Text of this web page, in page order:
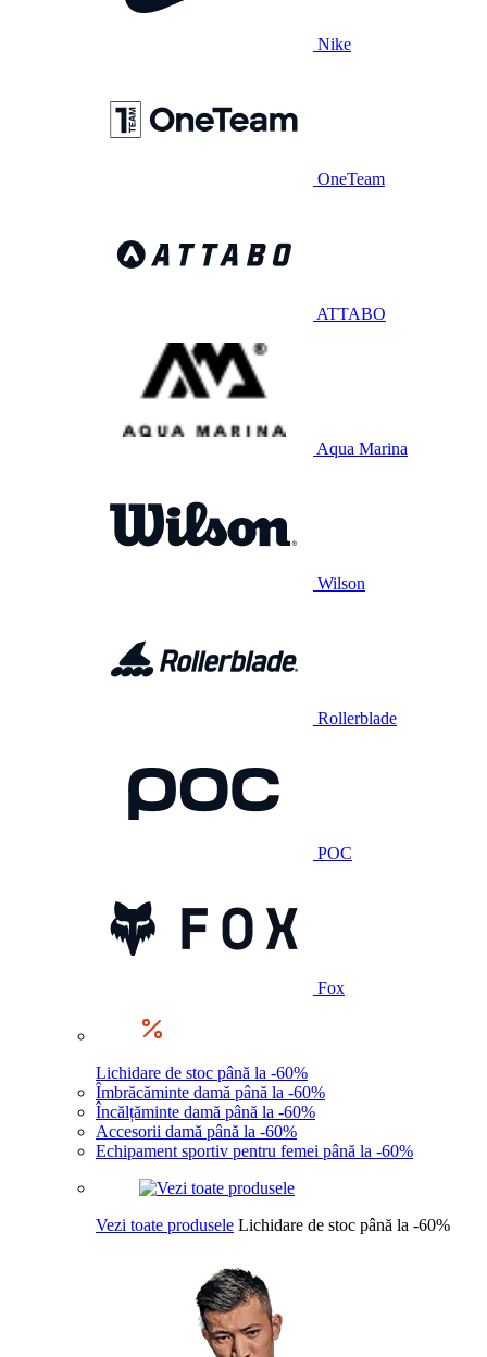
Nike
OneTeam
ATTABO
Aqua Marina
Wilson
Rollerblade
POC
Fox
Lichidare de stoc până la -60%
Îmbrăcăminte damă până la -60%
Încălțăminte damă până la -60%
Accesorii damă până la -60%
Echipament sportiv pentru femei până la -60%
Vezi toate produsele Lichidare de stoc până la -60%